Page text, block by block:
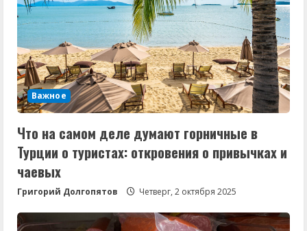
Важное
Что на самом деле думают горничные в
Турции о туристах: откровения о привычках и
чаевых
Григорий Долгопятов Четверг, 2 октября 2025